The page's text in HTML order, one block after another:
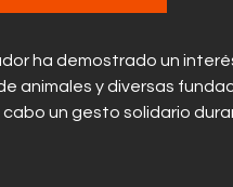
ha demostrado un
animales y diversas
cabo un gesto solidario